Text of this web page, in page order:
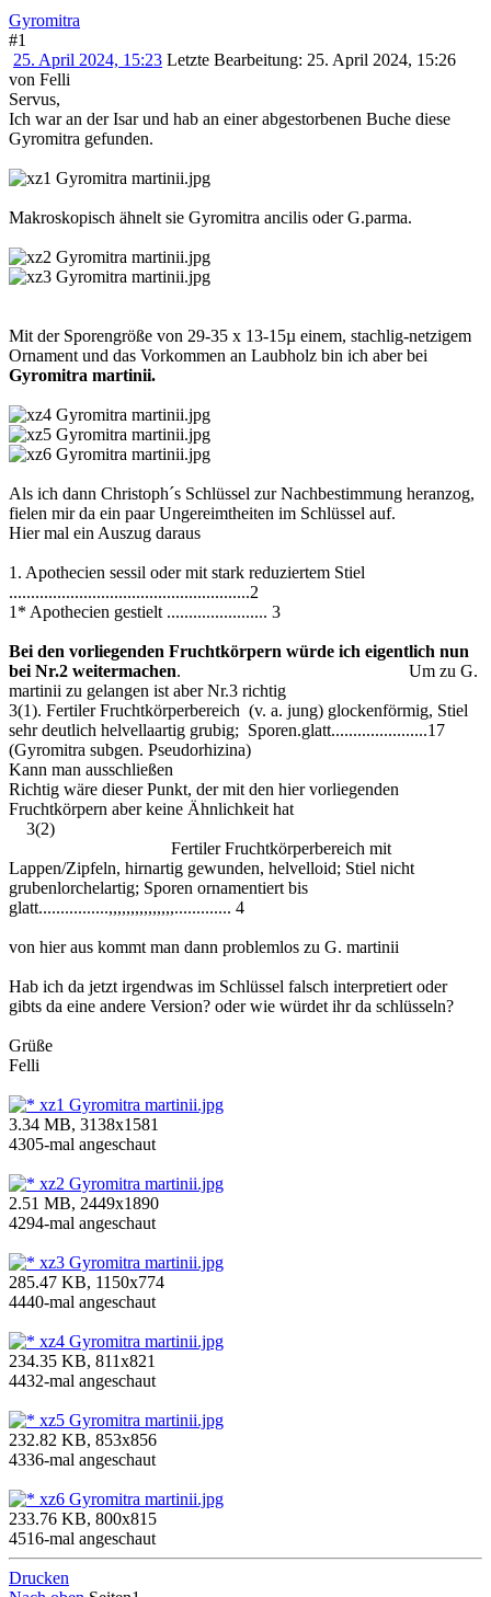
Gyromitra
#1
25. April 2024, 15:23 Letzte Bearbeitung: 25. April 2024, 15:26
von Felli
Servus,
Ich war an der Isar und hab an einer abgestorbenen Buche diese
Gyromitra gefunden.
Makroskopisch ähnelt sie Gyromitra ancilis oder G.parma.
Mit der Sporengröße von 29-35 x 13-15µ einem, stachlig-netzigem
Ornament und das Vorkommen an Laubholz bin ich aber bei
Gyromitra martinii.
Als ich dann Christoph´s Schlüssel zur Nachbestimmung heranzog,
fielen mir da ein paar Ungereimtheiten im Schlüssel auf.
Hier mal ein Auszug daraus
1. Apothecien sessil oder mit stark reduziertem Stiel
.......................................................2
1* Apothecien gestielt ....................... 3
Bei den vorliegenden Fruchtkörpern würde ich eigentlich nun
bei Nr.2 weitermachen. Um zu G.
martinii zu gelangen ist aber Nr.3 richtig
3(1). Fertiler Fruchtkörperbereich (v. a. jung) glockenförmig, Stiel
sehr deutlich helvellaartig grubig; Sporen.glatt......................17
(Gyromitra subgen. Pseudorhizina)
Kann man ausschließen
Richtig wäre dieser Punkt, der mit den hier vorliegenden
Fruchtkörpern aber keine Ähnlichkeit hat
3(2)
Fertiler Fruchtkörperbereich mit
Lappen/Zipfeln, hirnartig gewunden, helvelloid; Stiel nicht
grubenlorchelartig; Sporen ornamentiert bis
glatt................,,,,,,,,,,,,,,,............. 4
von hier aus kommt man dann problemlos zu G. martinii
Hab ich da jetzt irgendwas im Schlüssel falsch interpretiert oder
gibts da eine andere Version? oder wie würdet ihr da schlüsseln?
Grüße
Felli
xz1 Gyromitra martinii.jpg
3.34 MB, 3138x1581
4305-mal angeschaut
xz2 Gyromitra martinii.jpg
2.51 MB, 2449x1890
4294-mal angeschaut
xz3 Gyromitra martinii.jpg
285.47 KB, 1150x774
4440-mal angeschaut
xz4 Gyromitra martinii.jpg
234.35 KB, 811x821
4432-mal angeschaut
xz5 Gyromitra martinii.jpg
232.82 KB, 853x856
4336-mal angeschaut
xz6 Gyromitra martinii.jpg
233.76 KB, 800x815
4516-mal angeschaut
Drucken